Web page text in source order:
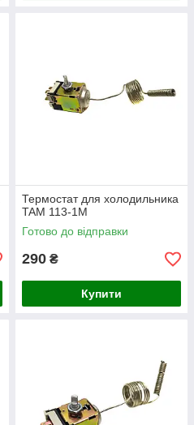
Термостат для холодильника
TAM 113-1M
Готово до відправки
290 ₴
Купити